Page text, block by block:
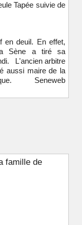
Tapée suivie de
en deuil. En effet,
Sène a tiré sa
L'ancien arbitre
aussi maire de la
Seneweb
famille de